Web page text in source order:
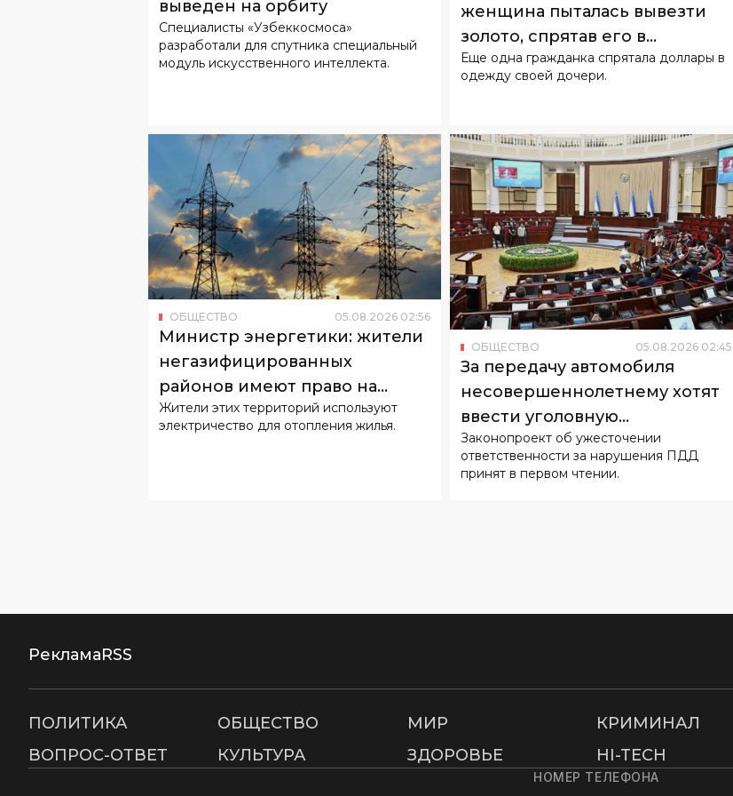
ОБЩЕСТВО 05.08.2026 02:56
Министр энергетики: жители
негазифицированных
районов имеют право на
льготный тариф
Жители этих территорий используют
электричество для отопления жилья.
ОБЩЕСТВО 05.08.2026 02:45
За передачу автомобиля
несовершеннолетнему хотят
ввести уголовную
ответственность
Законопроект об ужесточении
принят в первом чтении.
РекламаRSS
ПОЛИТИКА ОБЩЕСТВО МИР КРИМИНАЛ
ВОПРОС-ОТВЕТ
КУЛЬТУРА ЗДОРОВЬЕ HI-TECH
НОМЕР ТЕЛЕФОНА